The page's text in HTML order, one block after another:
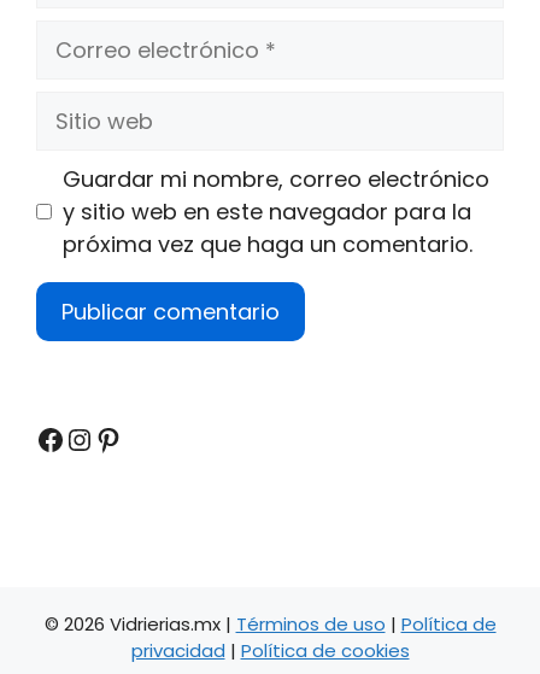
Correo
electrónico
Sitio
web
Guardar mi nombre, correo electrónico
y sitio web en este navegador para la
próxima vez que haga un comentario.
Facebook
Instagram
Pinterest
© 2026 Vidrierias.mx | Términos de uso | Política de
privacidad | Política de cookies